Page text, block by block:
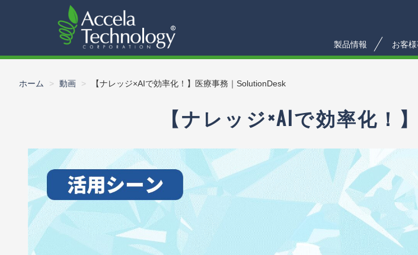
製品情報 お客様
ホーム 動画 【ナレッジ×AIで効率化！】医療事務｜SolutionDesk
【ナレッジ×AIで効率化！